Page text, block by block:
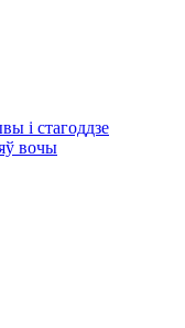
і стагоддзе
вочы